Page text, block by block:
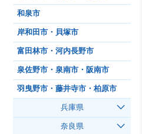
和泉市
岸和田市・貝塚市
富田林市・河内長野市
泉佐野市・泉南市・阪南市
羽曳野市・藤井寺市・柏原市
兵庫県
奈良県